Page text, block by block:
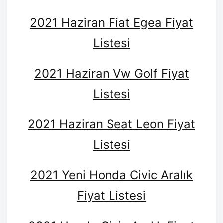
2021 Haziran Fiat Egea Fiyat
Listesi
2021 Haziran Vw Golf Fiyat
Listesi
2021 Haziran Seat Leon Fiyat
Listesi
2021 Yeni Honda Civic Aralık
Fiyat Listesi